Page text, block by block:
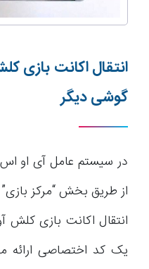
انتقال اکانت بازی
گوشی دیگر
در سیستم عامل آی او
انتقال اکانت بازی کلش
یک کد اختصاصی ارائه